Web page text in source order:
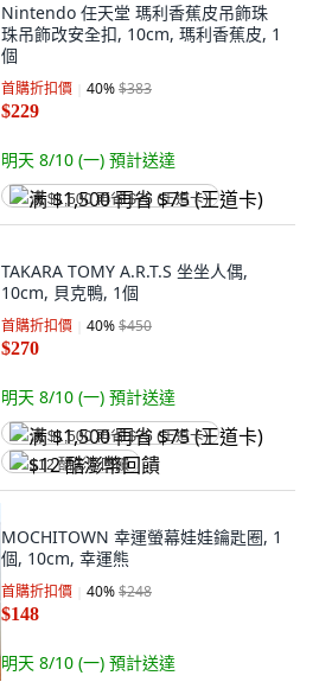
Nintendo 任天堂 瑪利香蕉皮吊飾珠
珠吊飾改安全扣, 10cm, 瑪利香蕉皮, 1
個
首購折扣價 40%$383
$229
明天 8/10 (一) 預計送達
满 $1,500 再省 $75 (王道卡)
TAKARA TOMY A.R.T.S 坐坐人偶,
10cm, 貝克鴨, 1個
首購折扣價 40%$450
$270
明天 8/10 (一) 預計送達
满 $1,500 再省 $75 (王道卡)
$12 酷澎幣回饋
MOCHITOWN 幸運螢幕娃娃鑰匙圈, 1
個, 10cm, 幸運熊
首購折扣價 40%$248
$148
明天 8/10 (一) 預計送達